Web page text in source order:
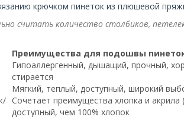
крючком пинеток из плюшевой
считать количество столбиков,
Преимущества для подошвы
Гипоаллергенный, дышащий, прочный,
стирается
Мягкий, теплый, доступный, широкий
Сочетает преимущества хлопка и акрила
доступный, чем 100% хлопок